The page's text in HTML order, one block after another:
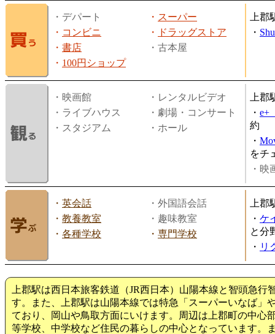
・デパート ・ スーパー
・ コンビニ ・
ドラッグストア
・ 書店
・古本屋
・ 100円ショップ
上
・
・映画館
・レンタルビデオ
・ライブハウス
・劇場・コンサート
・スタジアム
・ホール
上
・ e+
約
・
をチ
・映
・ 英会話
・外国語会話
・ 教養教室
・趣味教室
・ 各種学校 ・ 専門学校
上
・ ケ
と分
・ リ
上郡駅は西日本旅客鉄道（JR西日本）山陽本線と智頭急
す。また、上郡駅は山陽本線では特急「スーパーいなば」
ており、岡山や鳥取方面にいけます。周辺は上郡町の中心
等学校、中学校など住民の暮らしの中心となっています。